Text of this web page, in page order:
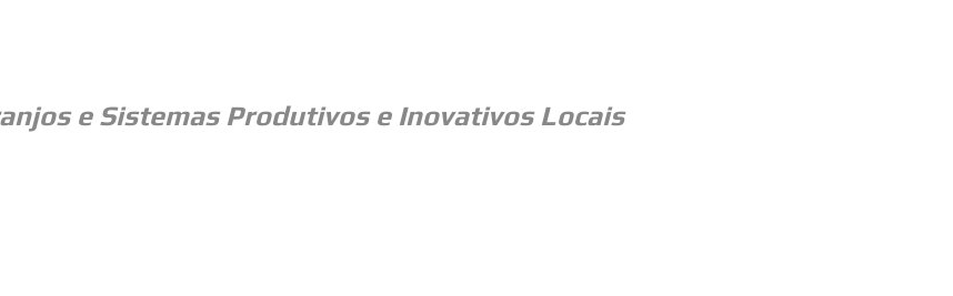
e Sistemas Produtivos e Inovativos Locais